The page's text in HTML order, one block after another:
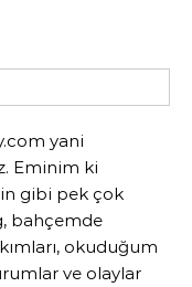
yani
Eminim ki
gibi pek çok
bahçemde
okuduğum
ve olaylar